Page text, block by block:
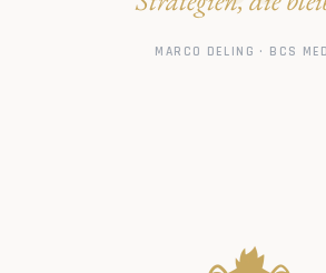
MARCO DELING · BCS